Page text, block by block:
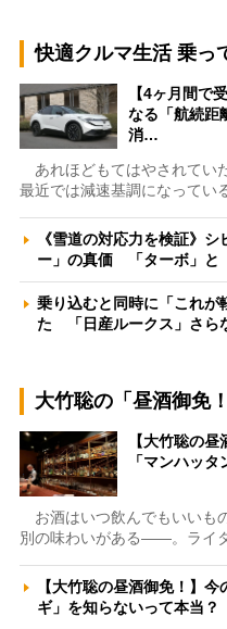
快適クルマ生活 乗っ
【4ヶ月間で
なる「航続距
消…
あれほどもてはやされてい
最近では減速基調になってい
《雪道の対応力を検証》
ー」の真価 「ターボ」と
乗り込むと同時に「これが
た 「日産ルークス」さら
大竹聡の「昼酒御免！
【大竹聡の
「マンハッ
お酒はいつ飲んでもいいも
別の味わいがある――。ライ
【大竹聡の昼酒御免！】
ギ」を知らないって本当